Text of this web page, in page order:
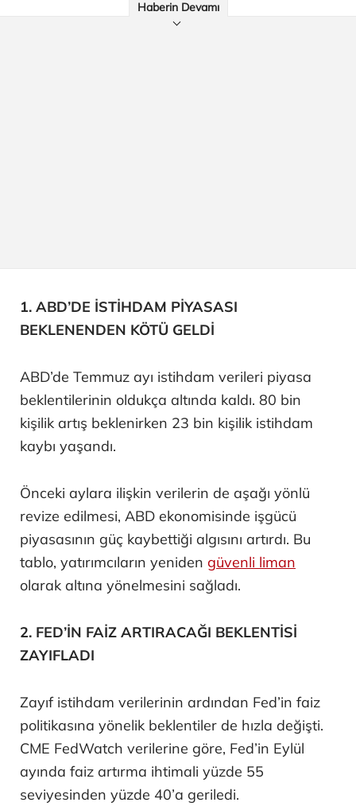
Haberin Devamı
1. ABD’DE İSTİHDAM PİYASASI
BEKLENENDEN KÖTÜ GELDİ
ABD’de Temmuz ayı istihdam verileri piyasa
beklentilerinin oldukça altında kaldı. 80 bin
kişilik artış beklenirken 23 bin kişilik istihdam
kaybı yaşandı.
Önceki aylara ilişkin verilerin de aşağı yönlü
revize edilmesi, ABD ekonomisinde işgücü
piyasasının güç kaybettiği algısını artırdı. Bu
tablo, yatırımcıların yeniden güvenli liman
olarak altına yönelmesini sağladı.
2. FED’İN FAİZ ARTIRACAĞI BEKLENTİSİ
ZAYIFLADI
Zayıf istihdam verilerinin ardından Fed’in faiz
politikasına yönelik beklentiler de hızla değişti.
CME FedWatch verilerine göre, Fed’in Eylül
ayında faiz artırma ihtimali yüzde 55
seviyesinden yüzde 40’a geriledi.